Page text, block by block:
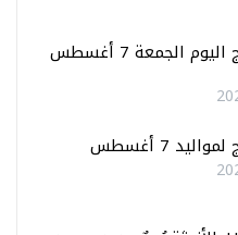
توقعـات الأبراج اليوم الجمعة 7 أغسطس
7 أغسطس